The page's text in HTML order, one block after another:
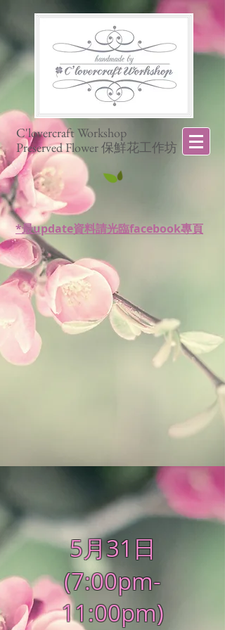
C'lovercraft Workshop
Preserved Flower 保鮮花工作坊
*最update資料請光臨facebook專頁
5月31日
(7:00pm-
11:00pm)